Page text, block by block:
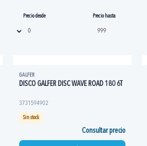
Precio desde Precio hasta
GALFER
DISCO GALFER DISC WAVE ROAD 180 6T
3731594902
Sin stock
Consultar precio